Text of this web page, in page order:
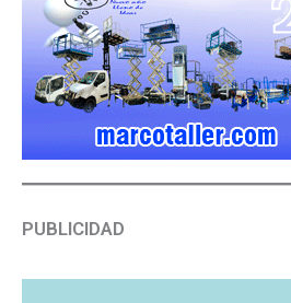
PUBLICIDAD